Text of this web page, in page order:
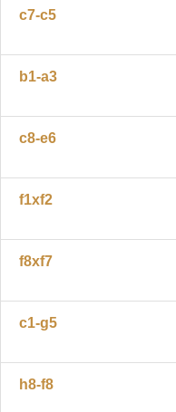
c7-c5
b1-a3
c8-e6
f1xf2
f8xf7
c1-g5
h8-f8